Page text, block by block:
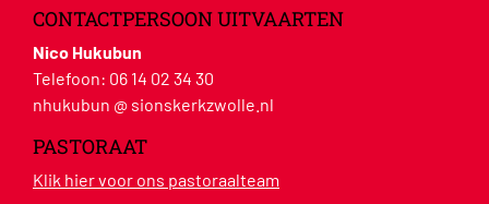
CONTACTPERSOON UITVAARTEN
Nico Hukubun
Telefoon: 06 14 02 34 30
nhukubun @ sionskerkzwolle.nl
PASTORAAT
Klik hier voor ons pastoraalteam